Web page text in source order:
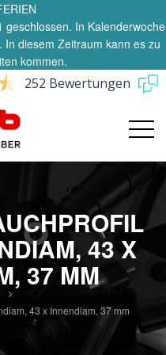
In Kalenderwoche
diesem Zeitraum kann es zu
kommen.
252 Bewertungen
43 X
37 MM
43 x Innendiam, 37 mm